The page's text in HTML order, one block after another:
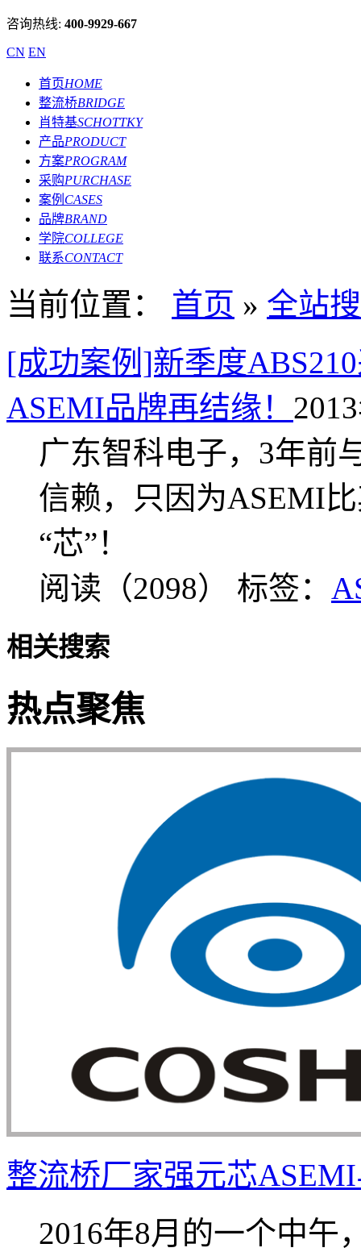
咨询热线: 400-9929-667
CN EN
首页HOME
整流桥BRIDGE
肖特基SCHOTTKY
产品PRODUCT
方案PROGRAM
采购PURCHASE
案例 CASES
品牌BRAND
学院COLLEGE
联系CONTACT
当前位置： 首页 » 全站
[成功案例]新季度
ASEMI品牌再结缘！
广东智科电子，3年前
信赖，只因为ASEMI
“芯”！
阅读（2098） 标签：
相关搜索
热点聚焦
整流桥厂家强元芯
2016年8月的一个中午